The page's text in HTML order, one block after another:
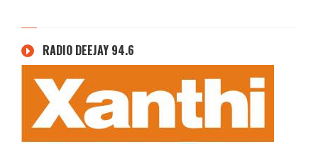
RADIO DEEJAY 94.6